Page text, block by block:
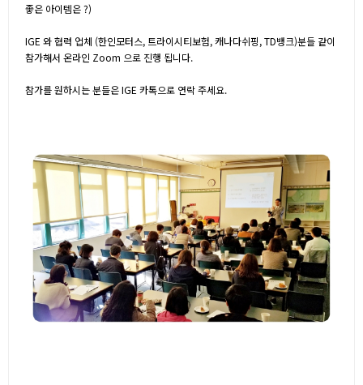
좋은 아이템은 ?)
IGE 와 협력 업체 (한인모터스, 트라이시티보험, 캐나다쉬핑, TD뱅크)분들 같이
참가해서 온라인 Zoom 으로 진행 됩니다.
참가를 원하시는 분들은 IGE 카톡으로 연락 주세요.